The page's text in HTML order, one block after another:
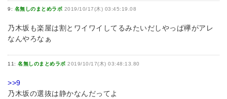
9: 名無しのまとめラボ 2019/10/17(木) 03:45:19.08
乃木坂も楽屋は割とワイワイしてるみたいだしやっぱ欅がアレ
なんやろなぁ
11: 名無しのまとめラボ 2019/10/17(木) 03:48:13.80
>>9
乃木坂の選抜は静かなんだってよ